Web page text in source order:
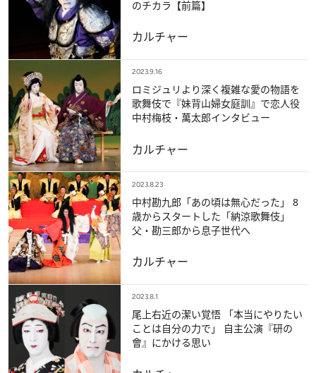
のチカラ【前篇】
カルチャー
2023.9.16
ロミジュリより深く複雑な愛の物語を
歌舞伎で『妹背山婦女庭訓』で恋人役
中村梅枝・萬太郎インタビュー
カルチャー
2023.8.23
中村勘九郎「あの頃は無心だった」 8
歳からスタートした「納涼歌舞伎」
父・勘三郎から息子世代へ
カルチャー
2023.8.1
尾上右近の潔い覚悟 「本当にやりたい
ことは自分の力で」 自主公演『研の
會』にかける思い